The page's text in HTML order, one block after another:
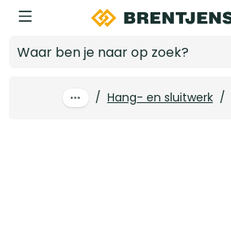
Ga naar hoofdinhoud
/ Hang- en sluitwerk /
Log in voor prijzen